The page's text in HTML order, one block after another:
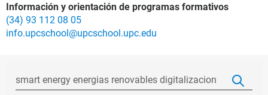
Información y orientación de programas formativos
(34) 93 112 08 05
info.upcschool@upcschool.upc.edu